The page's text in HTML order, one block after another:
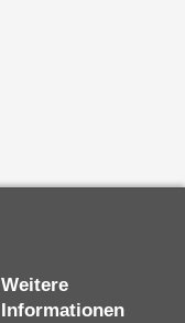
Weitere
Informationen